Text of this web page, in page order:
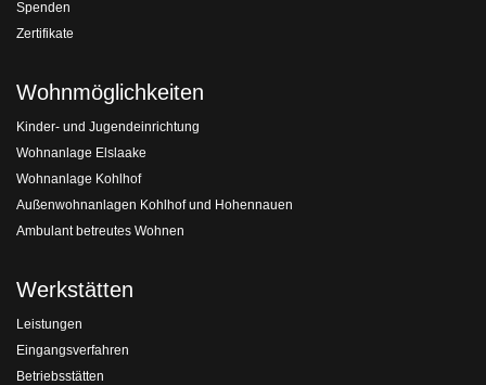
Spenden
Zertifikate
Wohnmöglichkeiten
Kinder- und Jugendeinrichtung
Wohnanlage Elslaake
Wohnanlage Kohlhof
Außenwohnanlagen Kohlhof und Hohennauen
Ambulant betreutes Wohnen
Werkstätten
Leistungen
Eingangsverfahren
Betriebsstätten